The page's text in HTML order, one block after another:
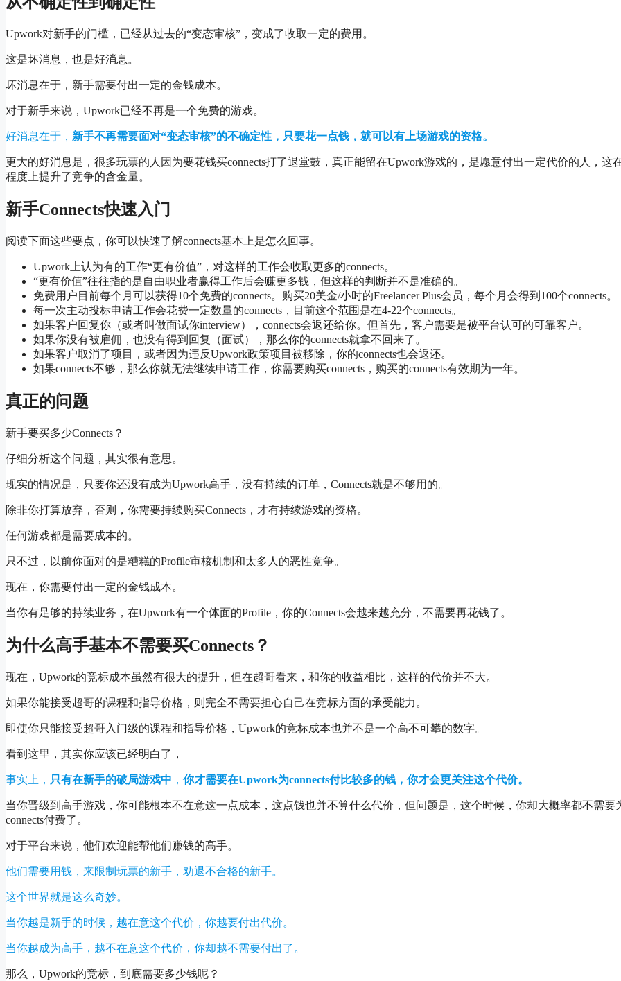
Upwork对新手的门槛，已经从过去的“变态审核”，变成了收取一定的费用。
这是坏消息，也是好消息。
坏消息在于，新手需要付出一定的金钱成本。
对于新手来说，Upwork已经不再是一个免费的游戏。
好消息在于， 新手不再需要面对“变态审核”的不确定性，只要花一点钱，就可以有上场游戏的资格。
更大的好消息是，很多玩票的人因为要花钱买connects打了退堂鼓，真正能留在Upwork游戏的，是愿意付出一定代价的人，这
程度上提升了竞争的含金量。
新手Connects快速入门
阅读下面这些要点，你可以快速了解connects基本上是怎么回事。
Upwork上认为有的工作“更有价值”，对这样的工作会收取更多的connects。
“更有价值”往往指的是自由职业者赢得工作后会赚更多钱，但这样的判断并不是准确的。
免费用户目前每个月可以获得10个免费的connects。购买20美金/小时的Freelancer Plus会员，每个月会得到100个connects。
每一次主动投标申请工作会花费一定数量的connects，目前这个范围是在4-22个connects。
如果客户回复你（或者叫做面试你interview），connects会返还给你。但首先，客户需要是被平台认可的可靠客户。
如果你没有被雇佣，也没有得到回复（面试），那么你的connects就拿不回来了。
如果客户取消了项目，或者因为违反Upwork政策项目被移除，你的connects也会返还。
如果connects不够，那么你就无法继续申请工作，你需要购买connects，购买的connects有效期为一年。
真正的问题
新手要买多少Connects？
仔细分析这个问题，其实很有意思。
现实的情况是，只要你还没有成为Upwork高手，没有持续的订单，Connects就是不够用的。
除非你打算放弃，否则，你需要持续购买Connects，才有持续游戏的资格。
任何游戏都是需要成本的。
只不过，以前你面对的是糟糕的Profile审核机制和太多人的恶性竞争。
现在，你需要付出一定的金钱成本。
当你有足够的持续业务，在Upwork有一个体面的Profile，你的Connects会越来越充分，不需要再花钱了。
为什么高手基本不需要买Connects？
现在，Upwork的竞标成本虽然有很大的提升，但在超哥看来，和你的收益相比，这样的代价并不大。
如果你能接受超哥的课程和指导价格，则完全不需要担心自己在竞标方面的承受能力。
即使你只能接受超哥入门级的课程和指导价格，Upwork的竞标成本也并不是一个高不可攀的数字。
看到这里，其实你应该已经明白了，
事实上， 只有在新手的破局游戏中 ， 你才需要在Upwork为connects付比较多的钱，你才会更关注这个代价。
当你晋级到高手游戏，你可能根本不在意这一点成本，这点钱也并不算什么代价，但问题是，这个时候，你却大概率都不需要
connects付费了。
对于平台来说，他们欢迎能帮他们赚钱的高手。
他们需要用钱，来限制玩票的新手，劝退不合格的新手。
这个世界就是这么奇妙。
当你越是新手的时候，越在意这个代价，你越要付出代价。
当你越成为高手，越不在意这个代价，你却越不需要付出了。
那么，Upwork的竞标，到底需要多少钱呢？